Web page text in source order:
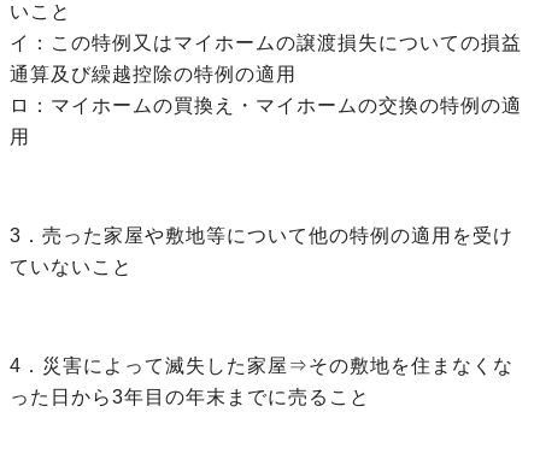
いこと
イ：この特例又はマイホームの譲渡損失についての損益
通算及び繰越控除の特例の適用
ロ：マイホームの買換え・マイホームの交換の特例の適
用
3．売った家屋や敷地等について他の特例の適用を受け
ていないこと
4．災害によって滅失した家屋⇒その敷地を住まなくな
った日から3年目の年末までに売ること